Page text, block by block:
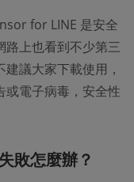
for LINE 是安全
路上也看到不少第三
議大家下載使用，
或電子病毒，安全性
敗怎麼辦？